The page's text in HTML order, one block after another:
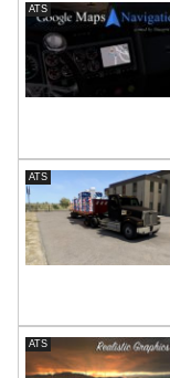
ATS
ATS
ATS